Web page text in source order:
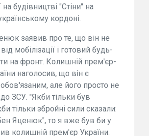
на будівництві "Стіни" на
кордоні.
заявив про те, що він не
мобілізації і готовий будь-
на фронт. Колишній прем'єр-
наголосив, що він є
але його просто не
ЗСУ. "Якби тільки був
тільки збройні сили сказали:
Яценюк", то я вже був би у
колишній прем'єр України.